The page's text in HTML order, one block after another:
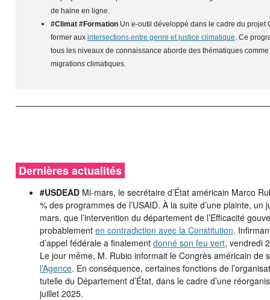
de haine en ligne.
#Climat #Formation Un e-outil développé dans le cadre du projet
former aux intersections entre genre et justice climatique. Ce
tous les niveaux de connaissance aborde des thématiques
migrations climatiques.
Dernières actualités
#USDEAD Mi-mars, le secrétaire d’État américain Marco
% des programmes de l’USAID. À la suite d’une plainte,
mars, que l’intervention du département de l’Efficacité
probablement en contradiction avec la Constitution.
d’appel fédérale a finalement donné son feu vert, vendredi
Le jour même, M. Rubio informait le Congrès américain de
l’Agence. En conséquence, certaines fonctions de
tutelle du Département d’État, dans le cadre d’une
juillet 2025.